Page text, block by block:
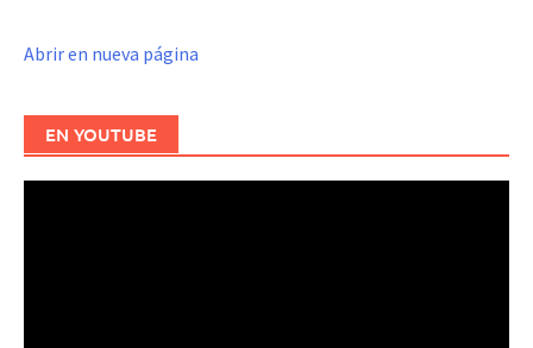
Abrir en nueva página
EN YOUTUBE